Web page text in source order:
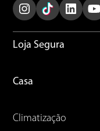
Loja Segura
Casa
Climatização